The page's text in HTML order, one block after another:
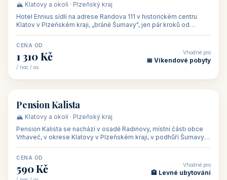
🏔️ Klatovy a okolí · Plzeňský kraj
Hotel Ennius sídlí na adrese Randova 111 v historickém centru
Klatov v Plzeňském kraji, „bráně Šumavy", jen pár kroků od
CENA OD
1 310 Kč
/ noc / os.
Vhodné pro
📅 Víkendové pobyty
🏡 penzion
Pension Kalista
🏔️ Klatovy a okolí · Plzeňský kraj
Pension Kalista se nachází v osadě Radinovy, místní části obce
Vrhaveč, v okrese Klatovy v Plzeňském kraji, v podhůří Šumavy
CENA OD
590 Kč Vhodné pro
🏨 Levné ubytování